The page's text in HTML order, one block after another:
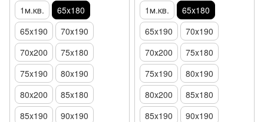
1м.кв.
65x180
65x190
70х190
70х200
75x180
75x190
80x190
80x200
85x180
85x190
90x190
1м.кв.
65x180
65x190
70х190
70х200
75x180
75x190
80x190
80x200
85x180
85x190
90x190